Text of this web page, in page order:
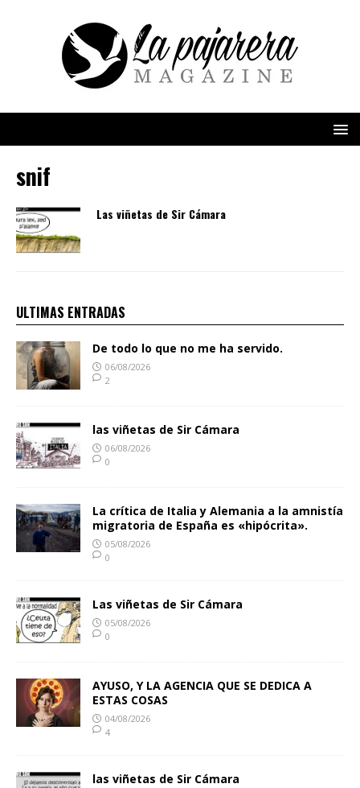
snif
Las viñetas de Sir Cámara
ULTIMAS ENTRADAS
De todo lo que no me ha servido.
06/08/2026
2
las viñetas de Sir Cámara
06/08/2026
0
La crítica de Italia y Alemania a la amnistía
migratoria de España es «hipócrita».
05/08/2026
0
Las viñetas de Sir Cámara
05/08/2026
0
AYUSO, Y LA AGENCIA QUE SE DEDICA A
ESTAS COSAS
04/08/2026
4
las viñetas de Sir Cámara